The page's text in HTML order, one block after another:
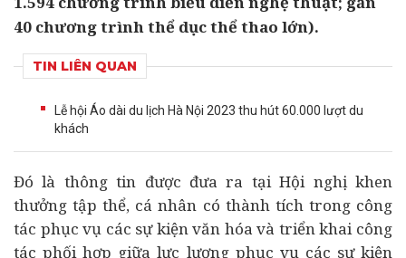
40 chương trình thể dục thể thao lớn).
TIN LIÊN QUAN
Lễ hội Áo dài du lịch Hà Nội 2023 thu hút 60.000 lượt du
khách
Đó là thông tin được đưa ra tại Hội nghị khen
thưởng tập thể, cá nhân có thành tích trong công
tác phục vụ các sự kiện văn hóa và triển khai công
tác phối hợp giữa lực lượng phục vụ các sự kiện